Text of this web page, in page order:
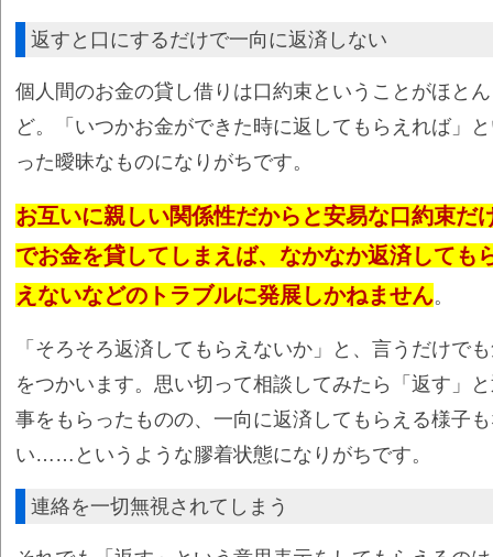
返すと口にするだけで一向に返済しない
個人間のお金の貸し借りは口約束ということがほとん
ど。「いつかお金ができた時に返してもらえれば」
った曖昧なものになりがちです。
お互いに親しい関係性だからと安易な口約束だ
でお金を貸してしまえば、なかなか返済しても
えないなどのトラブルに発展しかねません。
「そろそろ返済してもらえないか」と、言うだけで
をつかいます。思い切って相談してみたら「返す」
事をもらったものの、一向に返済してもらえる様子
い……というような膠着状態になりがちです。
連絡を一切無視されてしまう